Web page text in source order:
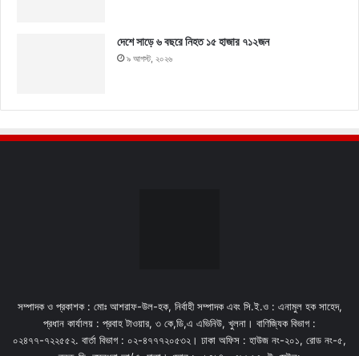
দেশে সাড়ে ৬ বছরে নিহত ১৫ হাজার ৭১২জন
৯ আগস্ট, ২০২৬
সম্পাদক ও প্রকাশক : মোঃ আশরাফ-উল-হক, নির্বাহী সম্পাদক এবং সি.ই.ও : এনামুল হক সাহেদ,
প্রধান কার্যালয় : প্রবাহ টাওয়ার, ৩ কে,ডি,এ এভিনিউ, খুলনা। বাণিজ্যিক বিভাগ :
০২৪৭৭-৭২২৫৫২. বার্তা বিভাগ : ০২-৪৭৭৭২০৫৩২। ঢাকা অফিস : হাউজ নং-২০১, রোড নং-৫,